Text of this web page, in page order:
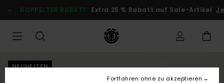
zur
Produktinformation
DOPPELTER RABATT Extra 25 % Rabatt auf Sale-Artikel
NEUHEITEN
Fortfahren ohne zu akzeptieren